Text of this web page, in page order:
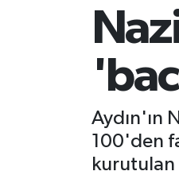
Aydın'ın
100'den
kurutulan
Mersin Tarihi
Özel Haber